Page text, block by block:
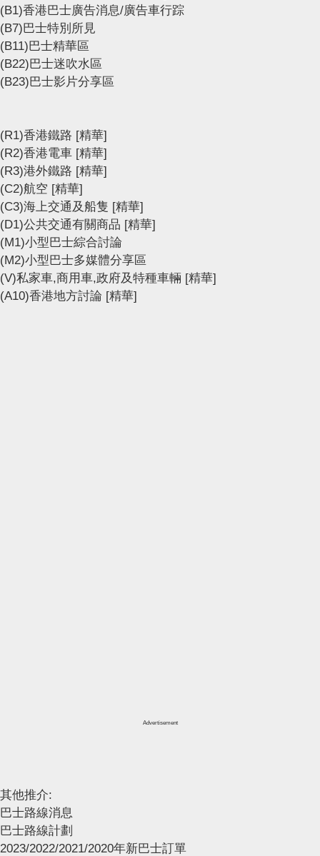
(B1)香港巴士廣告消息/廣告車行踪
(B7)巴士特別所見
(B11)巴士精華區
(B22)巴士迷吹水區
(B23)巴士影片分享區
(R1)香港鐵路 [精華]
(R2)香港電車 [精華]
(R3)港外鐵路 [精華]
(C2)航空 [精華]
(C3)海上交通及船隻 [精華]
(D1)公共交通有關商品 [精華]
(M1)小型巴士綜合討論
(M2)小型巴士多媒體分享區
(V)私家車,商用車,政府及特種車輛 [精華]
(A10)香港地方討論 [精華]
Advertisement
其他推介:
巴士路線消息
巴士路線計劃
2023/2022/2021/2020年新巴士訂單